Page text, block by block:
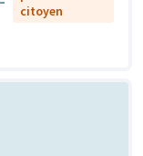
citoyen